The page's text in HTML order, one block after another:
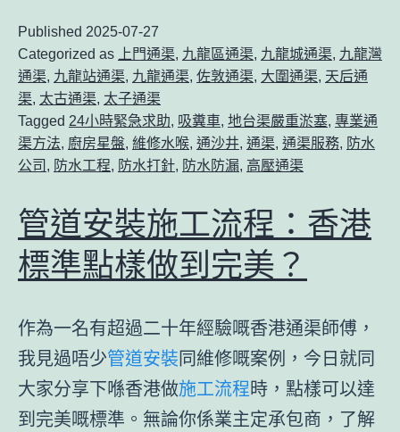
Published 2025-07-27
Categorized as
上門通渠, 九龍區通渠, 九龍城通渠, 九龍灣
通渠, 九龍站通渠, 九龍通渠, 佐敦通渠, 大圍通渠, 天后通
渠, 太古通渠, 太子通渠
Tagged 24小時緊急求助, 吸糞車, 地台渠嚴重淤塞, 專業通
渠方法, 廚房星盤, 維修水喉, 通沙井, 通渠, 通渠服務, 防水
公司 , 防水工程, 防水打針, 防水防漏, 高壓通渠
管道安裝施工流程：香港
標準點樣做到完美？
作為一名有超過二十年經驗嘅香港通渠師傅，
我見過唔少管道安裝同維修嘅案例，今日就同
大家分享下喺香港做施工流程時，點樣可以達
到完美嘅標準。無論你係業主定承包商，了解